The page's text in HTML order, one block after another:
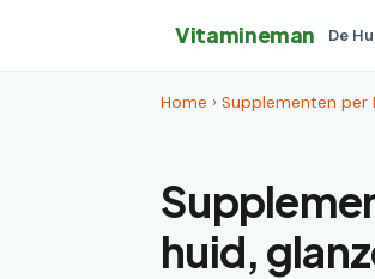
Vitamineman De
Home › Supplementen per
huid,